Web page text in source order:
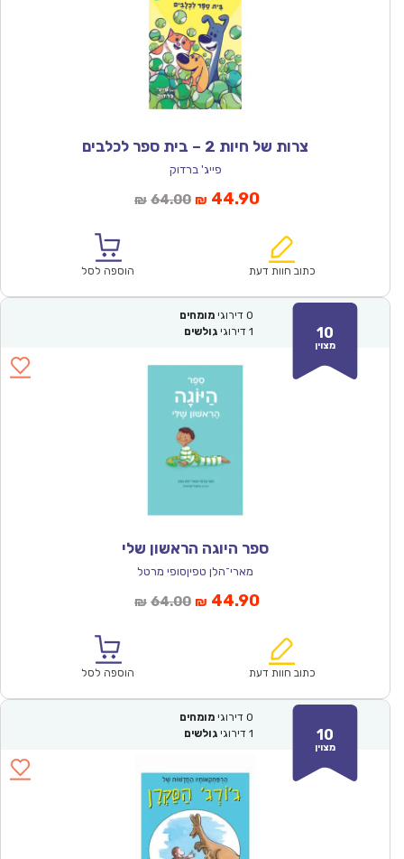
צרות של חיות 2 – בית ספר לכלבים
פייג' ברדוק
₪ 64.00המחיר
₪64.00.
₪ 44.90המחיר
הוא:
כתוב חוות דעת הוספה לסל
10
מצוין
0 דירוגי מומחים
1 דירוגי גולשים
ספר היוגה הראשון שלי
מארי־הלן טפיןסופי מרטל
₪ 64.00המחיר
₪64.00.
₪ 44.90המחיר
הוא:
כתוב חוות דעת הוספה לסל
10
מצוין
0 דירוגי מומחים
1 דירוגי גולשים